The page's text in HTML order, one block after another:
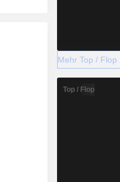
Mehr Top / Flop
Top / Flop